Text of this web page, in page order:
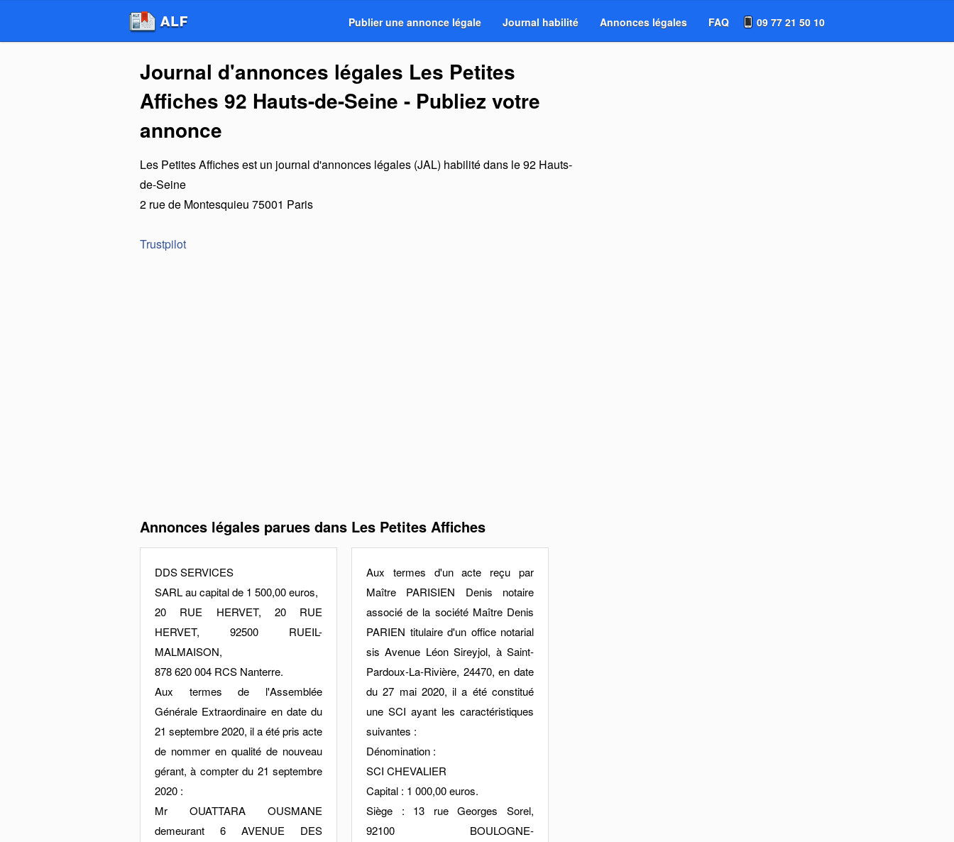
Publier une annonce légale Journal habilité Annonces légales FAQ 09 77 21 50 10
Journal d'annonces légales Les Petites
Affiches 92 Hauts-de-Seine - Publiez votre
annonce
Les Petites Affichesest un journal d'annonces légales (JAL) habilité dans le 92 Hauts-
de-Seine
2 rue de Montesquieu 75001 Paris
Trustpilot
Annonces légales parues dans Les Petites Affiches
DDS SERVICES
SARL au capital de 1 500,00 euros,
20 RUE HERVET, 20 RUE
HERVET, 92500 RUEIL-
MALMAISON,
878 620 004 RCS Nanterre.
Aux termes de l'Assemblée
Générale Extraordinaire en date du
21 septembre 2020, il a été pris acte
de nommer en qualité de nouveau
gérant, à compter du 21 septembre
2020 :
Mr OUATTARA OUSMANE
demeurant 6 AVENUE DES
Aux termes d'un acte reçu par
Maître PARISIEN Denis notaire
associé de la société Maître Denis
PARIEN titulaire d'un office notarial
sis Avenue Léon Sireyjol, à Saint-
Pardoux-La-Rivière, 24470, en date
du 27 mai 2020, il a été constitué
une SCI ayant les caractéristiques
suivantes :
Dénomination :
SCI CHEVALIER
Capital : 1 000,00 euros.
Siège : 13 rue Georges Sorel,
92100 BOULOGNE-